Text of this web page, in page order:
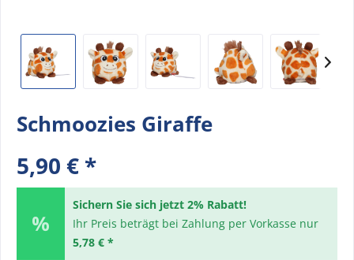
Schmoozies Giraffe
5,90 € *
Sichern Sie sich jetzt 2% Rabatt!
Ihr Preis beträgt bei Zahlung per Vorkasse nur
5,78 € *